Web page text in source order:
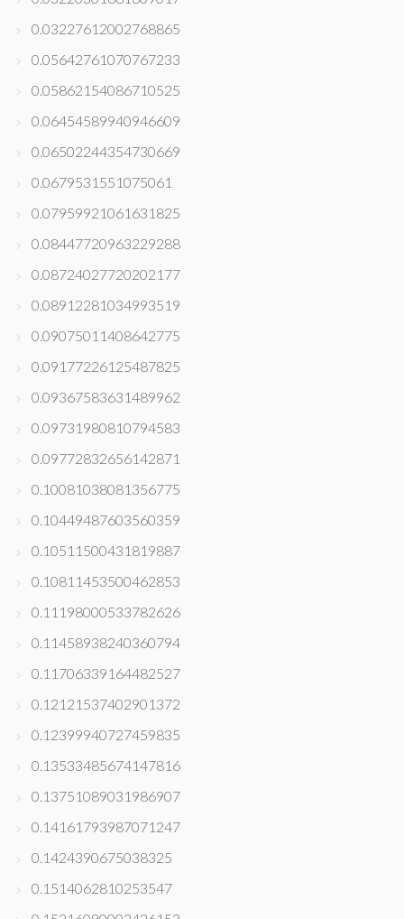
0.03227612002768865
0.05642761070767233
0.05862154086710525
0.06454589940946609
0.06502244354730669
0.0679531551075061
0.07959921061631825
0.08447720963229288
0.08724027720202177
0.08912281034993519
0.09075011408642775
0.09177226125487825
0.09367583631489962
0.09731980810794583
0.09772832656142871
0.10081038081356775
0.10449487603560359
0.10511500431819887
0.10811453500462853
0.11198000533782626
0.11458938240360794
0.11706339164482527
0.12121537402901372
0.12399940727459835
0.13533485674147816
0.13751089031986907
0.14161793987071247
0.1424390675038325
0.1514062810253547